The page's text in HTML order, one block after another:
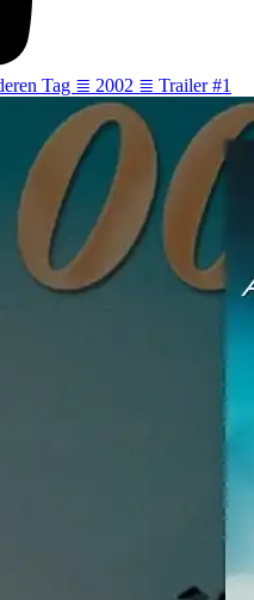
Tag ≣ 2002 ≣ Trailer #1